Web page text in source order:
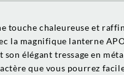
touche chaleureuse et
la magnifique lanterne
son élégant tressage en
que vous pourrez